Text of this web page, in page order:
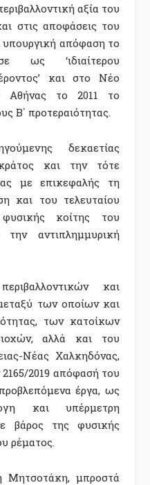
αξία του
στις αποφάσεις του
υπουργική απόφαση το
ως ‘ιδιαίτερου
και στο Νέο
Αθήνας το 2011 το
Β΄ προτεραιότητας.
δεκαετίας
και την τότε
με επικεφαλής τη
και του τελευταίου
κοίτης του
αντιπλημμυρική
και
των οποίων και
των κατοίκων
αλλά και του
Νέας Χαλκηδόνας,
2019 απόφασή του
έργα, ως
και υπέρμετρη
βάρος της φυσικής
ρέματος.
Μητσοτάκη, μπροστά